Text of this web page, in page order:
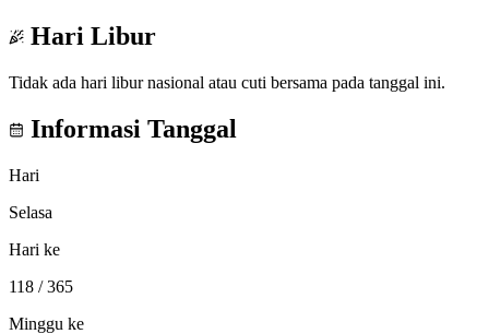
Hari Libur
Tidak ada hari libur nasional atau cuti bersama pada tanggal ini.
Informasi Tanggal
Hari
Selasa
Hari ke
118 / 365
Minggu ke